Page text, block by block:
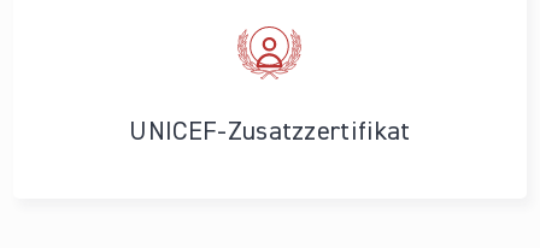
UNICEF-Zusatzzertifikat